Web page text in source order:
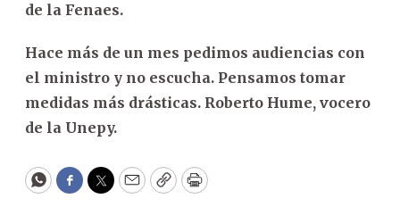
de la Fenaes.
Hace más de un mes pedimos audiencias con
el ministro y no escucha. Pensamos tomar
medidas más drásticas. Roberto Hume, vocero
de la Unepy.
WhatsApp
Facebook
Twitter
EmailCopyPrint